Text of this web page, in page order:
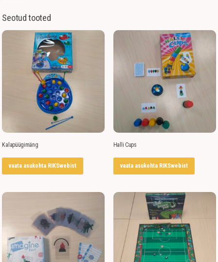
Seotud tooted
Kalapüügimäng
vaata asukohta RIKSwebist
Halli Cups
vaata asukohta RIKSwebist